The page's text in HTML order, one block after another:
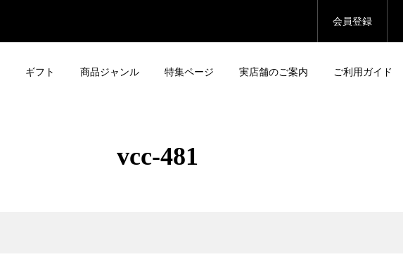
会員登録
ギフト 商品ジャンル 特集ページ 実店舗のご案内 ご利用ガイド
vcc-481